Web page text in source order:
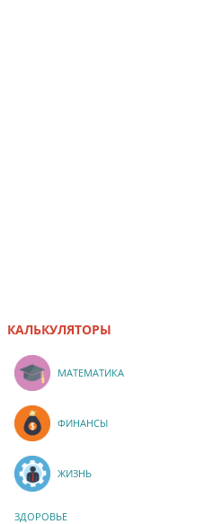
КАЛЬКУЛЯТОРЫ
МАТЕМАТИКА
ФИНАНСЫ
ЖИЗНЬ
ЗДОРОВЬЕ